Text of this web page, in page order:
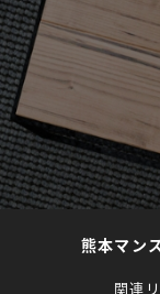
熊本マン
関連